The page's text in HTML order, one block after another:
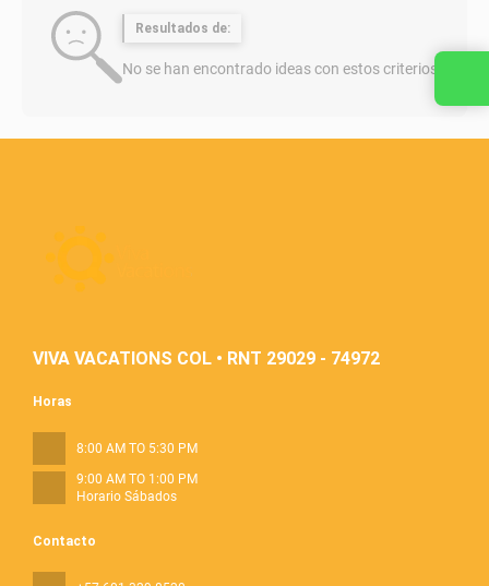
Resultados de:
No se han encontrado ideas con estos criterios
VIVA VACATIONS COL • RNT 29029 - 74972
Contacto
Horas
8:00 AM TO 5:30 PM
9:00 AM TO 1:00 PM
Horario Sábados